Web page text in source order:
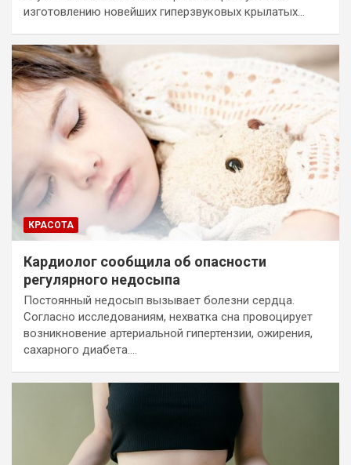
изготовлению новейших гиперзвуковых крылатых…
КРАСОТА
Кардиолог сообщила об опасности
регулярного недосыпа
Постоянный недосып вызывает болезни сердца.
Согласно исследованиям, нехватка сна провоцирует
возникновение артериальной гипертензии, ожирения,
сахарного диабета.…